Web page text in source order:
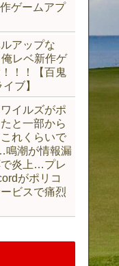
ゲームアプ
ルアップな
レベ新作ゲ
！！【百鬼
ブ】
イルズがポ
と一部から
れくらいで
鳴潮が情報漏
炎上…プレ
がポリコ
ビスで痛烈